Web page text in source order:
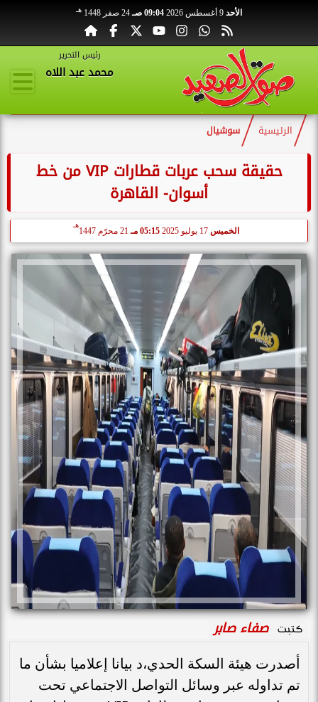
الأحد 09:04 صـ 24 صفر 1448 هـ
رئيس التحرير
محمد عبد اللاه
الرئيسية سوشيال
حقيقة سحب عربات قطارات VIP من خط
أسوان- القاهرة
الخميس 05:15 مـ 21 محرّم 1447
هـ
كتبت صفاء صابر
أصدرت هيئة السكة الحدي،د بيانا إعلاميا بشأن ما
تم تداوله عبر وسائل التواصل الاجتماعي تحت